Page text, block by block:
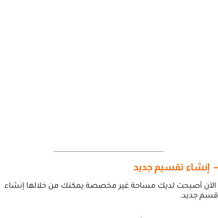
– إنشاء تقسيم جديد
الآن أصبحت لديك مساحة غير مخصصة يمكنك من خلالها إنشاء
قسم جديد.